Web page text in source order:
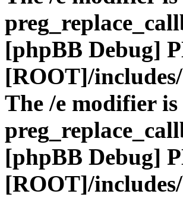
[phpBB Debug]
[ROOT]/
The /e modifier
[phpBB Debug]
[ROOT]/